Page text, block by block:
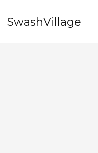
SwashVillage